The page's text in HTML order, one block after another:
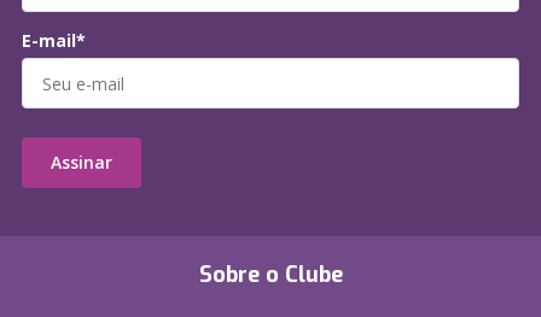
Sobre o Clube
E-mail*
Assinar